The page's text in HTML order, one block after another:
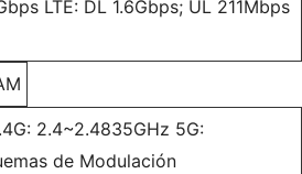
LTE: DL 1.6Gbps; UL 211Mbps
2.4~2.4835GHz 5G:
de Modulación